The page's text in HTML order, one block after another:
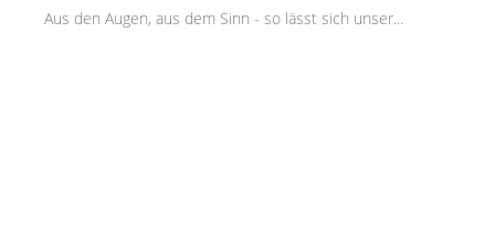
Aus den Augen, aus dem Sinn - so lässt sich unser...